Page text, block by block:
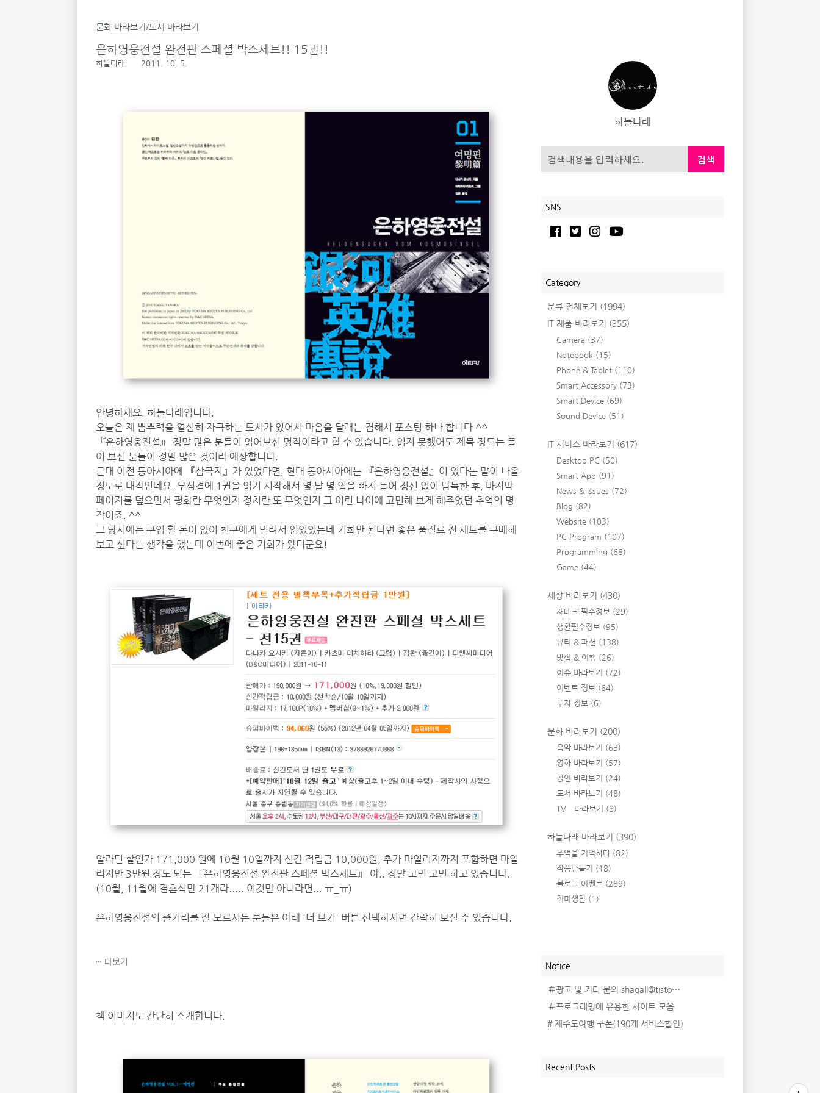
하늘다래
검색
SNS
Category
분류 전체보기 (1994)
IT 제품 바라보기 (355)
Camera (37)
Notebook (15)
Phone & Tablet (110)
Smart Accessory (73)
Smart Device (69)
Sound Device (51)
IT 서비스 바라보기 (617)
Desktop PC (50)
Smart App (91)
News & Issues (72)
Blog (82)
Website (103)
PC Program (107)
Programming (68)
Game (44)
세상 바라보기 (430)
재테크 필수정보 (29)
생활필수정보 (95)
뷰티 & 패션 (138)
맛집 & 여행 (26)
이슈 바라보기 (72)
이벤트 정보 (64)
투자 정보 (6)
문화 바라보기 (200)
음악 바라보기 (63)
영화 바라보기 (57)
공연 바라보기 (24)
도서 바라보기 (48)
TV 바라보기 (8)
하늘다래 바라보기 (390)
추억을 기억하다 (82)
작품만들기 (18)
블로그 이벤트 (289)
취미생활 (1)
Notice
＃광고 및 기타 문의 shagall@tisto⋯
＃프로그래밍에 유용한 사이트 모음
# 제주도여행 쿠폰(190개 서비스할인)
Recent Posts
문화 바라보기/도서 바라보기
은하영웅전설 완전판 스페셜 박스세트!! 15권!!
하늘다래 2011. 10. 5.
안녕하세요. 하늘다래입니다.
오늘은 제 뽐뿌력을 열심히 자극하는 도서가 있어서 마음을 달래는 겸해서 포스팅 하나 합니다 ^^
『은하영웅전설』 정말 많은 분들이 읽어보신 명작이라고 할 수 있습니다. 읽지 못했어도 제목 정도는 들
어 보신 분들이 정말 많은 것이라 예상합니다.
근대 이전 동아시아에 『삼국지』가 있었다면, 현대 동아시아에는 『은하영웅전설』이 있다는 말이 나올
정도로 대작인데요. 무심결에 1권을 읽기 시작해서 몇 날 몇 일을 빠져 들어 정신 없이 탐독한 후, 마지막
페이지를 덮으면서 평화란 무엇인지 정치란 또 무엇인지 그 어린 나이에 고민해 보게 해주었던 추억의 명
작이죠. ^^
그 당시에는 구입 할 돈이 없어 친구에게 빌려서 읽었었는데 기회만 된다면 좋은 품질로 전 세트를 구매해
보고 싶다는 생각을 했는데 이번에 좋은 기회가 왔더군요!
알라딘 할인가 171,000 원에 10월 10일까지 신간 적립금 10,000원, 추가 마일리지까지 포함하면 마일
리지만 3만원 정도 되는 『은하영웅전설 완전판 스페셜 박스세트』 아.. 정말 고민 고민 하고 있습니다.
(10월, 11월에 결혼식만 21개라..... 이것만 아니라면... ㅠ_ㅠ)
은하영웅전설의 줄거리를 잘 모르시는 분들은 아래 '더 보기' 버튼 선택하시면 간략히 보실 수 있습니다.
더보기
책 이미지도 간단히 소개합니다.